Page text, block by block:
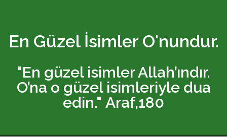
En Güzel İsimler O'nundur.
"En güzel isimler Allah’ındır.
O’na o güzel isimleriyle dua
edin." Araf,180